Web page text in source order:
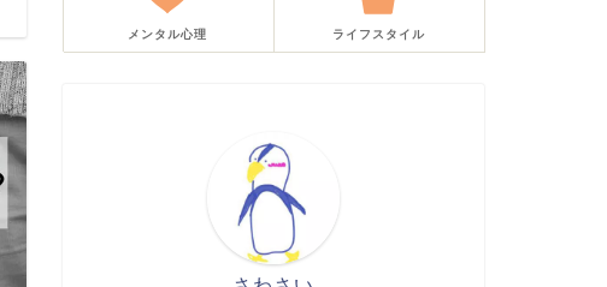
メンタル心理 ライフスタイル